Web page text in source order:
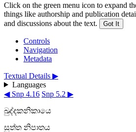
Click on the green menu icon to expand
things like authorship and publication
and discussions about the text.
Got It
Controls
Navigation
Metadata
Textual Details ▶
Languages
◀ Snp 4.16 Snp 5.2 ▶
ඛුද්දකනිකායෙ
සුත්ත නිපාතය